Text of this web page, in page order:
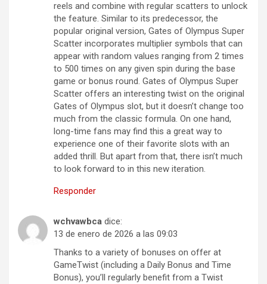
reels and combine with regular scatters to unlock
the feature. Similar to its predecessor, the
popular original version, Gates of Olympus Super
Scatter incorporates multiplier symbols that can
appear with random values ranging from 2 times
to 500 times on any given spin during the base
game or bonus round. Gates of Olympus Super
Scatter offers an interesting twist on the original
Gates of Olympus slot, but it doesn’t change too
much from the classic formula. On one hand,
long-time fans may find this a great way to
experience one of their favorite slots with an
added thrill. But apart from that, there isn’t much
to look forward to in this new iteration.
Responder
wchvawbca dice:
13 de enero de 2026 a las 09:03
Thanks to a variety of bonuses on offer at
GameTwist (including a Daily Bonus and Time
Bonus), you’ll regularly benefit from a Twist